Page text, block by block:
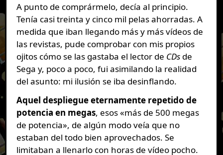
A punto de comprármelo, decía al principio.
Tenía casi treinta y cinco mil pelas ahorradas. A
medida que iban llegando más y más vídeos de
las revistas, pude comprobar con mis propios
ojitos cómo se las gastaba el lector de CDsde
Sega y, poco a poco, fui asimilando la realidad
del asunto: mi ilusión se iba desinflando.
Aquel despliegue eternamente repetido de
potencia en megas, esos «más de 500 megas
de potencia», de algún modo veía que no
estaban del todo bien aprovechados. Se
limitaban a llenarlo con horas de vídeo pocho.